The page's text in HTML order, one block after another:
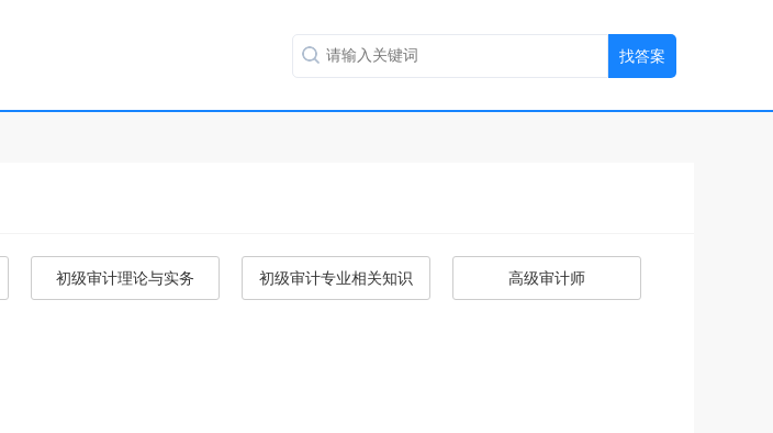
初级审计理论与实务 初级审计专业相关知识 高级审计师